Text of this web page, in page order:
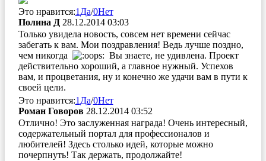
Это нравится:1Да/0Нет
Полина Д 28.12.2014 03:03
Только увидела новость, совсем нет времени сейчас
забегать к вам. Мои поздравления! Ведь лучше поздно,
чем никогда
Вы знаете, не удивлена. Проект
действительно хороший, а главное нужный. Успехов
вам, и процветания, ну и конечно же удачи вам в пути к
своей цели.
Это нравится:1Да/0Нет
Роман Говоров 28.12.2014 03:52
Отлично! Это заслуженная награда! Очень интересный,
содержательный портал для профессионалов и
любителей! Здесь столько идей, которые можно
почерпнуть! Так держать, продолжайте!